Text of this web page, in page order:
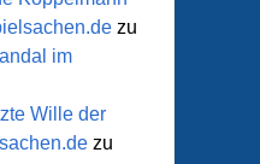
zu
im
Wille der
zu